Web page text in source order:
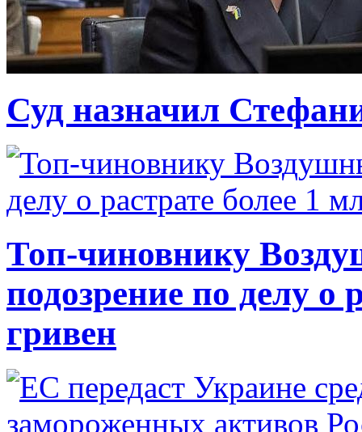
Суд назначил
Топ-чиновнику
подозрение по делу о
гривен